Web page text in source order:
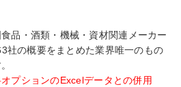
品・酒類・機械・資材関連メーカー
社の概要をまとめた業界唯一のもの
プションのExcelデータとの併用